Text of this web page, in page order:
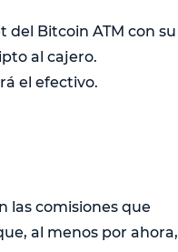
del Bitcoin ATM con su
al cajero.
el efectivo.
las comisiones que
al menos por ahora,